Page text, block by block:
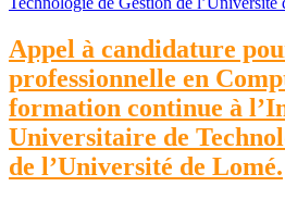
Appel à candidature
professionnelle en
formation continue à
Universitaire de
de l’Université de Lomé.